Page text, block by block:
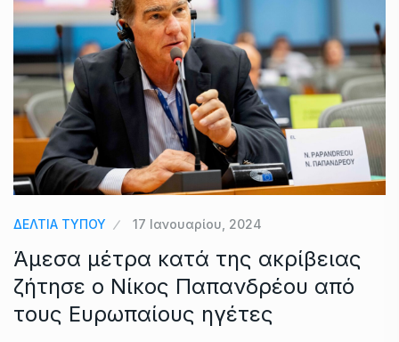
ΔΕΛΤΙΑ ΤΥΠΟΥ 17 Ιανουαρίου, 2024
Άμεσα μέτρα κατά της ακρίβειας
ζήτησε ο Νίκος Παπανδρέου από
τους Ευρωπαίους ηγέτες